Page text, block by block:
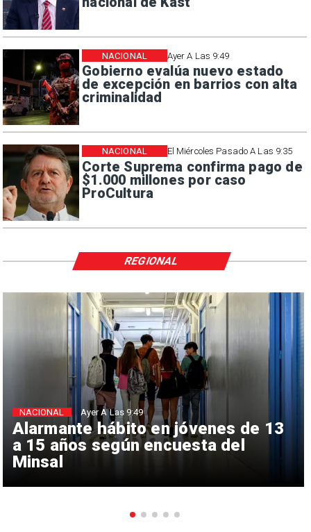
Ayer A Las 9:49
Gobierno evalúa nuevo estado
de excepción en barrios con alta
criminalidad
NACIONAL
El Miércoles Pasado A Las 9:35
Corte Suprema confirma pago de
$1.000 millones por caso
ProCultura
NACIONAL
Alarmante hábito en jóvenes de 13
a 15 años según encuesta del
Minsal
NACIONAL Ayer A Las 9:49
REGIONAL